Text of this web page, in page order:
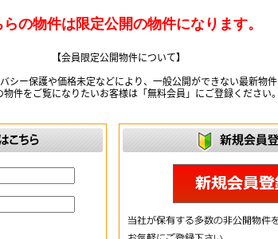
らの物件は限定公開の物件になります。
【会員限定公開物件について】
シー保護や価格未定などにより、一般公開ができない最新物件
物件をご覧になりたいお客様は「無料会員」にご登録ください。